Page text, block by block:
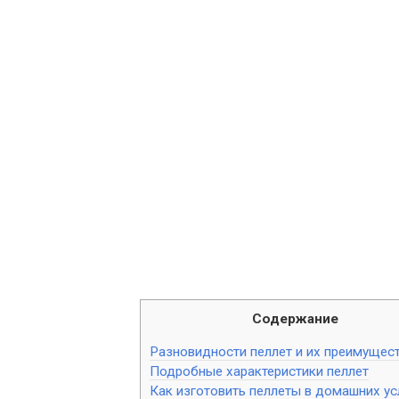
Содержание
Разновидности пеллет и их
Подробные характеристики пеллет
Как изготовить пеллеты в домашних